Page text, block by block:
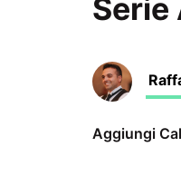
Serie
Aggiungi